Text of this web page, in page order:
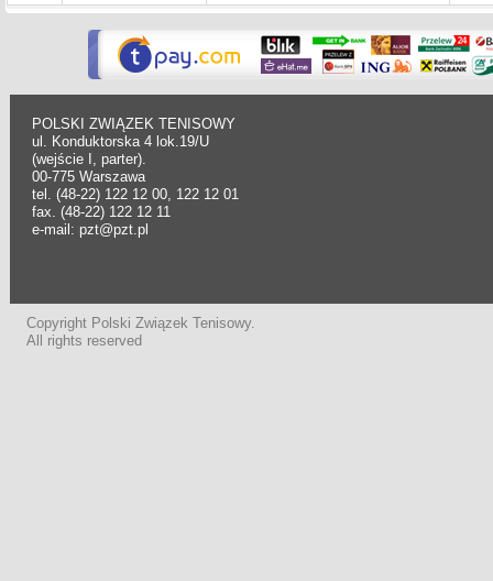
POLSKI ZWIĄZEK TENISOWY
ul. Konduktorska 4 lok.19/U
(wejście I, parter).
00-775 Warszawa
tel. (48-22) 122 12 00, 122 12 01
fax. (48-22) 122 12 11
e-mail: pzt@pzt.pl
Copyright Polski Związek Tenisowy.
All rights reserved